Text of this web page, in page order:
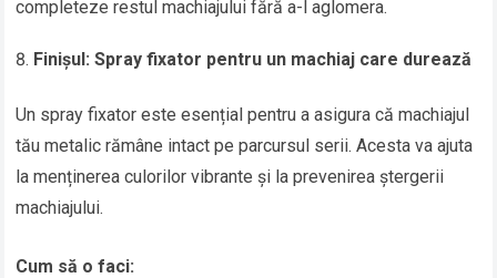
completeze restul machiajului fără a-l aglomera.
Finișul: Spray fixator pentru un machiaj care durează
Un spray fixator este esențial pentru a asigura că machiajul
tău metalic rămâne intact pe parcursul serii. Acesta va ajuta
la menținerea culorilor vibrante și la prevenirea ștergerii
machiajului.
Cum să o faci: